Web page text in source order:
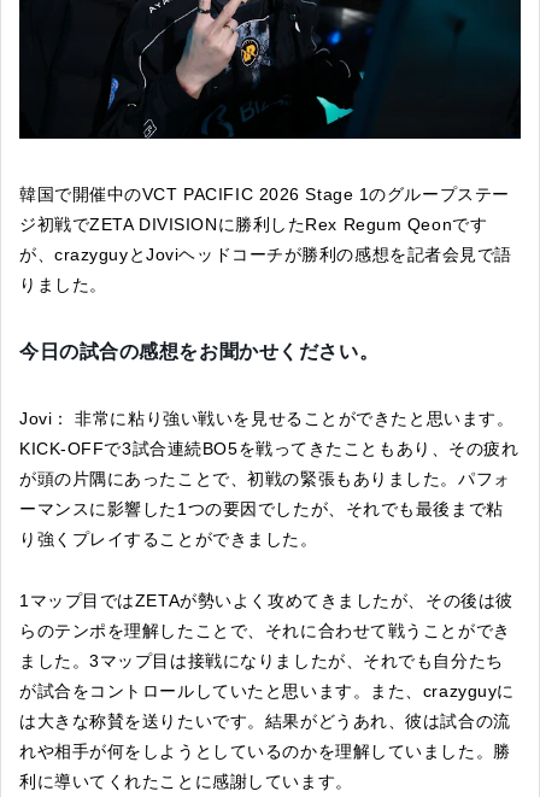
韓国で開催中のVCT PACIFIC 2026 Stage 1のグループステー
ジ初戦でZETA DIVISIONに勝利したRex Regum Qeonです
が、crazyguyとJoviヘッドコーチが勝利の感想を記者会見で語
りました。
今日の試合の感想をお聞かせください。
Jovi： 非常に粘り強い戦いを見せることができたと思います。
KICK-OFFで3試合連続BO5を戦ってきたこともあり、その疲れ
が頭の片隅にあったことで、初戦の緊張もありました。パフォ
ーマンスに影響した1つの要因でしたが、それでも最後まで粘
り強くプレイすることができました。
1マップ目ではZETAが勢いよく攻めてきましたが、その後は彼
らのテンポを理解したことで、それに合わせて戦うことができ
ました。3マップ目は接戦になりましたが、それでも自分たち
が試合をコントロールしていたと思います。また、crazyguyに
は大きな称賛を送りたいです。結果がどうあれ、彼は試合の流
れや相手が何をしようとしているのかを理解していました。勝
利に導いてくれたことに感謝しています。